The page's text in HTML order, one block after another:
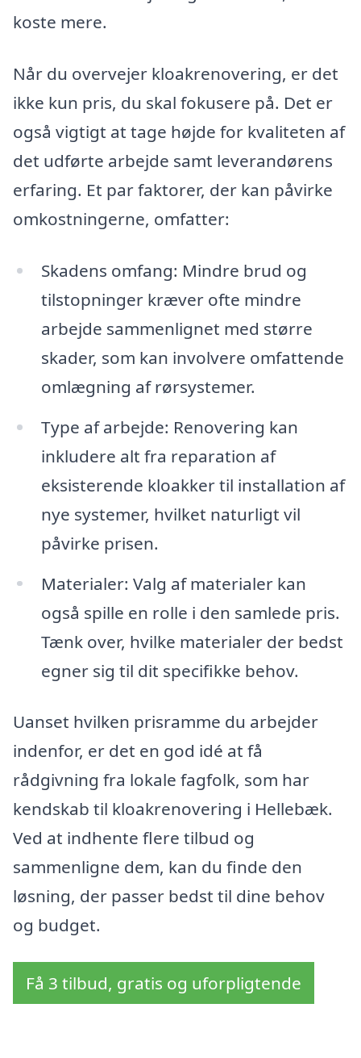
koste mere.
Når du overvejer kloakrenovering, er det
ikke kun pris, du skal fokusere på. Det er
også vigtigt at tage højde for kvaliteten af
det udførte arbejde samt leverandørens
erfaring. Et par faktorer, der kan påvirke
omkostningerne, omfatter:
Skadens omfang: Mindre brud og
tilstopninger kræver ofte mindre
arbejde sammenlignet med større
skader, som kan involvere omfattende
omlægning af rørsystemer.
Type af arbejde: Renovering kan
inkludere alt fra reparation af
eksisterende kloakker til installation af
nye systemer, hvilket naturligt vil
påvirke prisen.
Materialer: Valg af materialer kan
også spille en rolle i den samlede pris.
Tænk over, hvilke materialer der bedst
egner sig til dit specifikke behov.
Uanset hvilken prisramme du arbejder
indenfor, er det en god idé at få
rådgivning fra lokale fagfolk, som har
kendskab til kloakrenovering i Hellebæk.
Ved at indhente flere tilbud og
sammenligne dem, kan du finde den
løsning, der passer bedst til dine behov
og budget.
Få 3 tilbud, gratis og uforpligtende